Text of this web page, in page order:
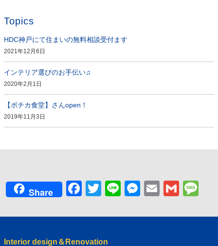
Topics
HDC神戸にて住まいの無料相談受付ます
2021年12月6日
インテリア選びのお手伝い♫
2020年2月1日
【ポチカ食堂】さんopen！
2019年11月3日
Share Facebook
Twitter
LineMessenger
Email
Interior design＆Renovation